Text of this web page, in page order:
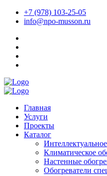
+7 (978) 103-25-05
info@npo-musson.ru
Главная
Услуги
Проекты
Каталог
Климатическое
Настенные
Обогреватели